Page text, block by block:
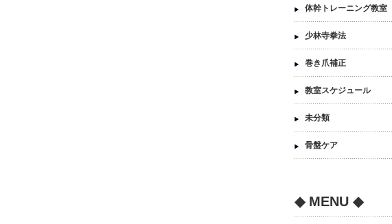
体幹トレーニング教室
少林寺拳法
巻き爪補正
教室スケジュール
未分類
骨盤ケア
◆ MENU ◆